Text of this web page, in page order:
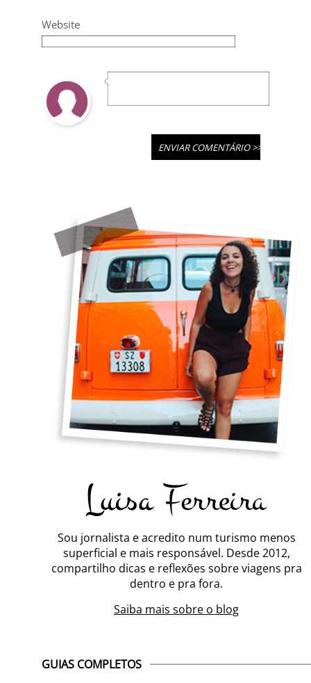
Website
Sou jornalista e acredito num turismo menos
superficial e mais responsável. Desde 2012,
compartilho dicas e reflexões sobre viagens pra
dentro e pra fora.
Saiba mais sobre o blog
GUIAS COMPLETOS